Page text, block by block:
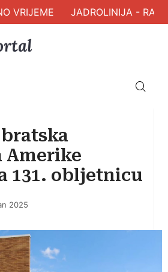
VRIJEME JADROLINIJA -
Amerike
131. obljetnicu
2025